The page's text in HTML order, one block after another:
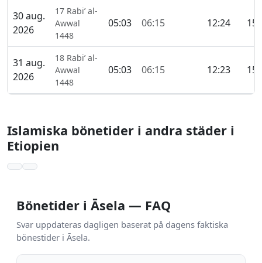
30 aug.
2026
17 Rabi’ al-
Awwal
1448
05:03 06:15 12:24
31 aug.
2026
18 Rabi’ al-
Awwal
1448
05:03 06:15 12:23
Islamiska bönetider i andra städer i
Etiopien
Bönetider i Āsela — FAQ
Svar uppdateras dagligen baserat på dagens faktiska
bönestider i Āsela.